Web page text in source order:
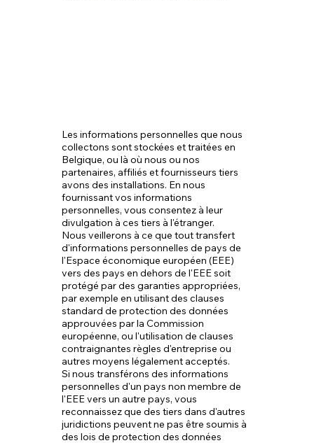
Les informations personnelles que nous
collectons sont stockées et traitées en
Belgique, ou là où nous ou nos
partenaires, affiliés et fournisseurs tiers
avons des installations. En nous
fournissant vos informations
personnelles, vous consentez à leur
divulgation à ces tiers à l'étranger.
Nous veillerons à ce que tout transfert
d'informations personnelles de pays de
l'Espace économique européen (EEE)
vers des pays en dehors de l'EEE soit
protégé par des garanties appropriées,
par exemple en utilisant des clauses
standard de protection des données
approuvées par la Commission
européenne, ou l'utilisation de clauses
contraignantes règles d'entreprise ou
autres moyens légalement acceptés.
Si nous transférons des informations
personnelles d'un pays non membre de
l'EEE vers un autre pays, vous
reconnaissez que des tiers dans d'autres
juridictions peuvent ne pas être soumis à
des lois de protection des données